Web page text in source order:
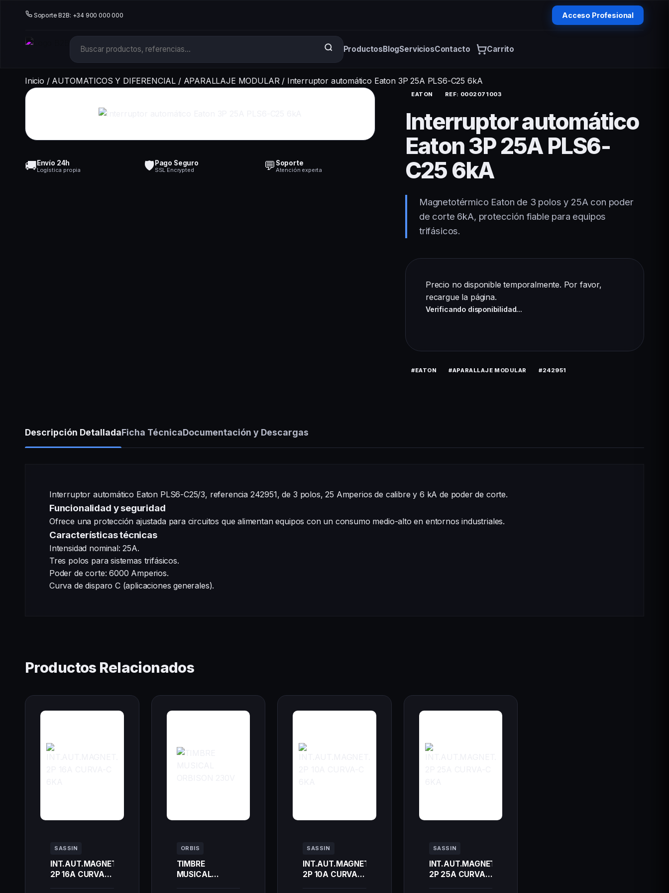
Soporte B2B: +34 900 000 000 Acceso Profesional
ProductosBlogServiciosContacto Carrito
Inicio / AUTOMATICOS Y DIFERENCIAL / APARALLAJE MODULAR / Interruptor automático Eaton 3P 25A PLS6-C25 6kA
🚚Envío 24h
Logística propia 🛡️Pago Seguro
SSL Encrypted 💬 Soporte
Atención experta
EATON REF: 0002071003
Interruptor automático
Eaton 3P 25A PLS6-
C25 6kA
Magnetotérmico Eaton de 3 polos y 25A con poder
de corte 6kA, protección fiable para equipos
trifásicos.
Precio no disponible temporalmente. Por favor,
recargue la página.
Verificando disponibilidad...
#EATON #APARALLAJE MODULAR #242951
Descripción DetalladaFicha TécnicaDocumentación y Descargas
Interruptor automático Eaton PLS6-C25/3, referencia 242951, de 3 polos, 25 Amperios de calibre y 6 kA de poder de corte.
Funcionalidad y seguridad
Ofrece una protección ajustada para circuitos que alimentan equipos con un consumo medio-alto en entornos industriales.
Características técnicas
Intensidad nominal: 25A.
Tres polos para sistemas trifásicos.
Poder de corte: 6000 Amperios.
Curva de disparo C (aplicaciones generales).
Productos Relacionados
SASSIN
INT.AUT.MAGNET.
2P 16A CURVA-C
ORBIS
TIMBRE
MUSICAL
SASSIN
INT.AUT.MAGNET.
2P 10A CURVA-C
SASSIN
INT.AUT.MAGNET.
2P 25A CURVA-